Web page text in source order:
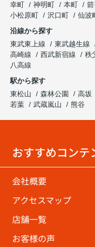
幸町
神明町 本町
小松原町
沢口町
仙波
沿線から探す
東武東上線
東武越生線
高崎線
西武新宿線 秩
八高線
駅から探す
東松山
森林公園 高坂
若葉
武蔵嵐山 熊谷
おすすめコンテ
会社概要
アクセスマップ
店舗一覧
お客様の声